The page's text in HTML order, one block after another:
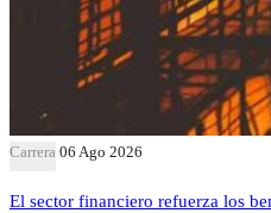
Carrera 06 Ago 2026
El sector financiero refuerza los